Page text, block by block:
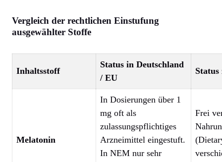
Vergleich der rechtlichen Einstufung
ausgewählter Stoffe
Inhaltsstoff
Status in Deutschland
/ EU
Melatonin
In Dosierungen über 1
mg oft als
zulassungspflichtiges
Arzneimittel eingestuft.
In NEM nur sehr
Frei